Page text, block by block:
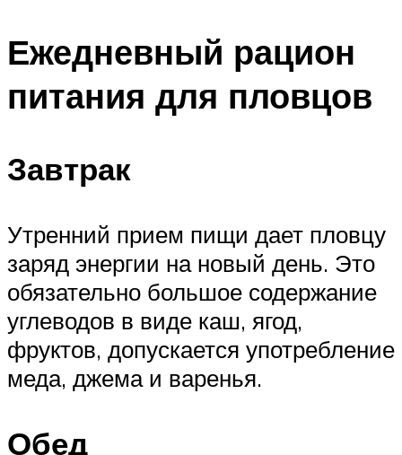
МЕНЮ
Ежедневный рацион
питания для пловцов
Завтрак
Утренний прием пищи дает пловцу
заряд энергии на новый день. Это
обязательно большое содержание
углеводов в виде каш, ягод,
фруктов, допускается употребление
меда, джема и варенья.
Обед